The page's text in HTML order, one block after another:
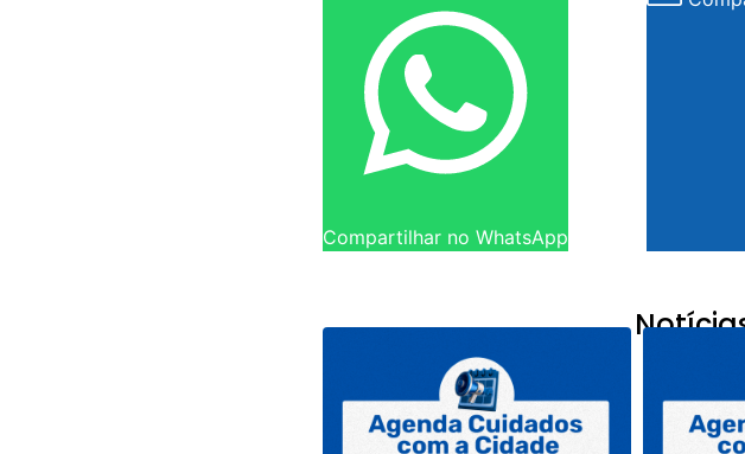
Compartilhar no WhatsApp